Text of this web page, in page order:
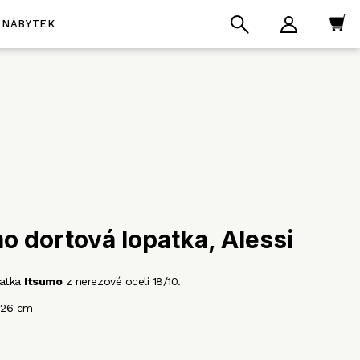
NÁBYTEK
dortová lopatka, Alessi
Itsumoz nerezové oceli 18/10.
cm